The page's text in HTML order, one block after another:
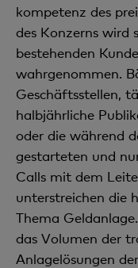
kompetenz des
des Konzerns wird
bestehenden
wahrgenommen.
Geschäftsstellen,
halbjährliche
oder die während
gestarteten und
Calls mit dem
unterstreichen die
Thema
das Volumen der
Anlagelösungen